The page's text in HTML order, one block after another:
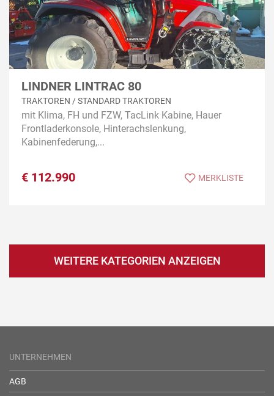
LINDNER LINTRAC 80
TRAKTOREN / STANDARD TRAKTOREN
mit Klima, FH und FZW, TacLink Kabine, Hauer
Frontladerkonsole, Hinterachslenkung,
Kabinenfederung,...
€ 112.990 MERKLISTE
WEITERE KATEGORIEN ANZEIGEN
UNTERNEHMEN
AGB